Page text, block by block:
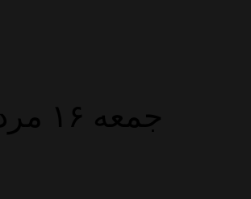
جمعه ۱۶ مرداد ۱۴۰۵